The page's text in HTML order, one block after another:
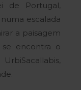
de Portugal,
escalada
a paisagem
encontra o